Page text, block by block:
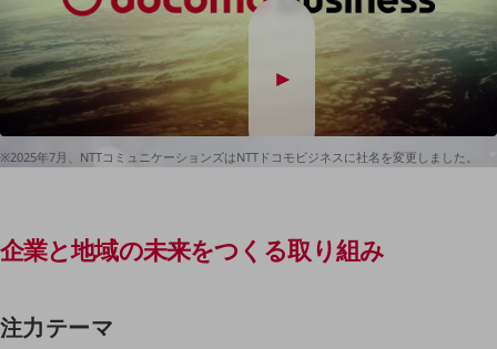
職場環境整備
地域共創・地方創生
セキュリティ対策
遠隔監視
自動化・省電化
業種・業態で探すTOP
※2025年7月、NTTコミュニケーションズはNTTドコモビジネスに社名を変更しました。
企業と地域の未来をつくる取り組み
注力テーマ